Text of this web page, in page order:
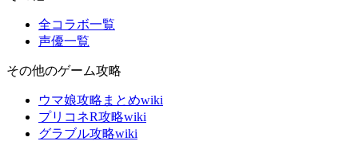
全コラボ一覧
声優一覧
その他のゲーム攻略
ウマ娘攻略まとめwiki
プリコネR攻略wiki
グラブル攻略wiki